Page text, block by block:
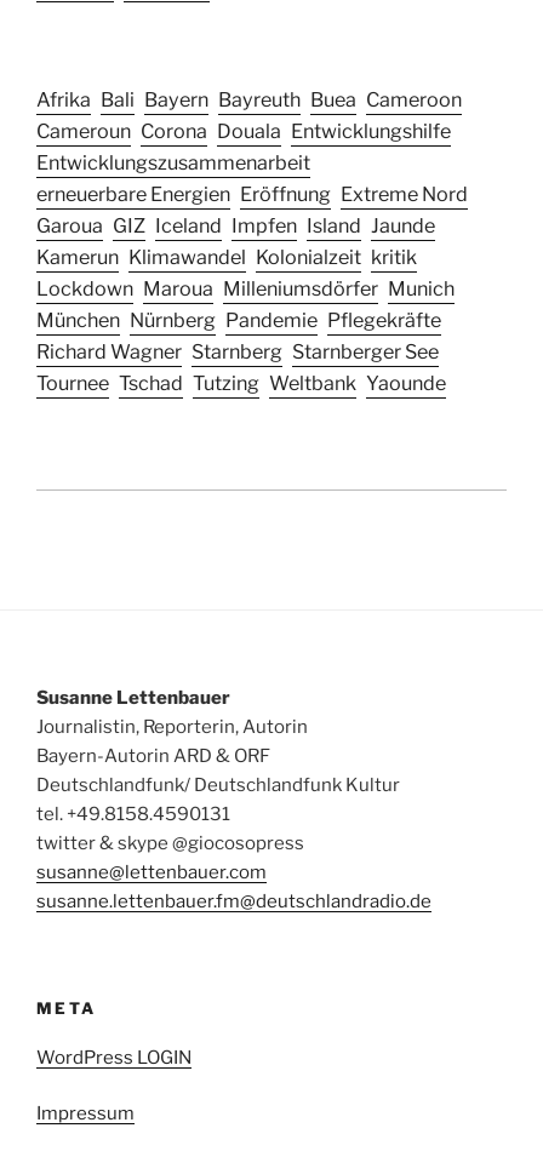
Afrika Bali Bayern Bayreuth Buea Cameroon
Cameroun Corona Douala Entwicklungshilfe
Entwicklungszusammenarbeit
erneuerbare Energien Eröffnung Extreme Nord
Garoua GIZ Iceland Impfen Island Jaunde
Kamerun Klimawandel Kolonialzeit kritik
Lockdown Maroua Milleniumsdörfer Munich
München Nürnberg Pandemie Pflegekräfte
Richard Wagner Starnberg Starnberger See
Tournee Tschad Tutzing Weltbank Yaounde
Susanne Lettenbauer
Journalistin, Reporterin, Autorin
Bayern-Autorin ARD & ORF
Deutschlandfunk/ Deutschlandfunk Kultur
tel. +49.8158.4590131
twitter & skype @giocosopress
susanne@lettenbauer.com
susanne.lettenbauer.fm@deutschlandradio.de
META
WordPress LOGIN
Impressum